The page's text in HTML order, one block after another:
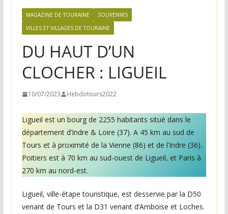
n
e
v
o
i
d
é
e
s
s
r
MAGAZINE DE TOURAINE
SOUVENIRS
VILLES ET VILLAGES DE TOURAINE
DU HAUT D’UN
CLOCHER : LIGUEIL
10/07/2023 Hebdotours2022
Ligueil est un bourg de 2255 habitants situé dans le
département d’Indre & Loire (37). A 45 km au sud de
Tours et à proximité de la Vienne (86) et de l’Indre (36).
Poitiers est à 70 km au sud-ouest de Ligueil, et Paris à
270 km au nord-est.
Ligueil, ville-étape touristique, est desservie par la D50
venant de Tours et la D31 venant d’Amboise et Loches.